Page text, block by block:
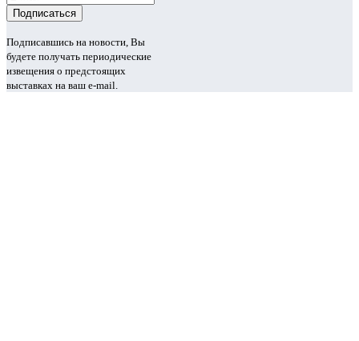
Подписавшись на новости, Вы
будете получать периодические
извещения о предстоящих
выставках на ваш e-mail.